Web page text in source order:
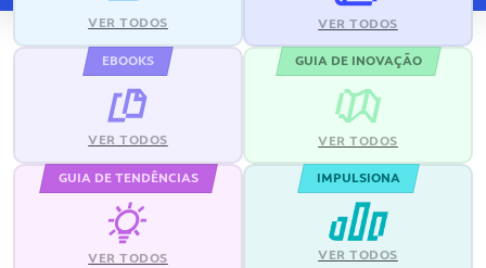
VER TODOS VER TODOS
EBOOKS
VER TODOS
GUIA DE INOVAÇÃO
VER TODOS
GUIA DE TENDÊNCIAS
VER TODOS
IMPULSIONA
VER TODOS